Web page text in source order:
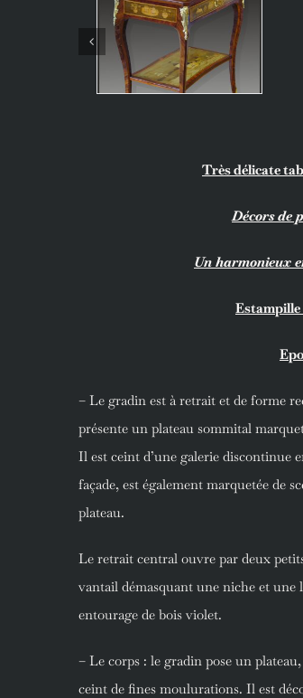
Très délicate
Décors de
Un harmonieux
Estampille
– Le gradin est à retrait et de forme
présente un plateau sommital
Il est ceint d’une galerie discontinue
façade, est également marquetée de
plateau.
Le retrait central ouvre par deux
vantail démasquant une niche et une
entourage de bois violet.
– Le corps : le gradin pose un
ceint de fines moulurations. Il est